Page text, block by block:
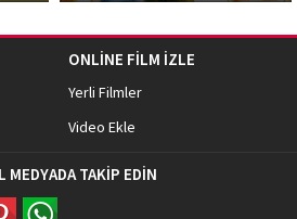
ONLİNE FİLM İZLE
Yerli Filmler
Video Ekle
MEDYADA TAKİP EDİN